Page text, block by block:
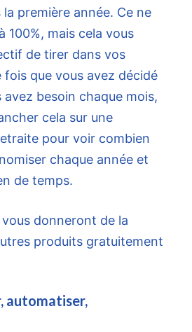
première année. Ce ne
100%, mais cela vous
de tirer dans vos
fois que vous avez décidé
besoin chaque mois,
cela sur une
pour voir combien
chaque année et
de temps.
donneront de la
produits gratuitement
automatiser,